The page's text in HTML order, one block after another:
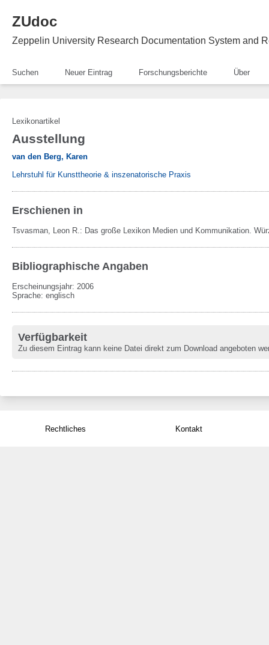
ZUdoc
Zeppelin University Research Documentation System and
Suchen Neuer Eintrag Forschungsberichte Über
Lexikonartikel
Ausstellung
van den Berg, Karen
Lehrstuhl für Kunsttheorie & inszenatorische Praxis
Erschienen in
Tsvasman, Leon R.: Das große Lexikon Medien und Kommunikation.
Bibliographische Angaben
Erscheinungsjahr: 2006
Sprache: englisch
Verfügbarkeit
Zu diesem Eintrag kann keine Datei direkt zum Download angeboten
Rechtliches Kontakt